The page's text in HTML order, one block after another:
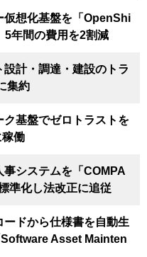
仮想化基盤を「OpenShi
年間の費用を2割減
設計・調達・建設のトラ
集約
基盤でゼロトラストを
働
システムを「COMPA
準化し法改正に追従
ードから仕様書を自動生
Asset Mainten